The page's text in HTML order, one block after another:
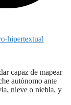
capaz de mapear
autónomo ante
nieve o niebla, y